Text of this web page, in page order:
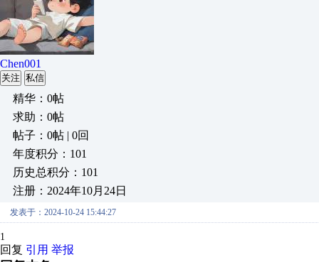
Chen001
关注 私信
精华：0帖
求助：0帖
帖子：0帖 | 0回
年度积分：101
历史总积分：101
注册：2024年10月24日
发表于：2024-10-24 15:44:27
1
回复 引用 举报